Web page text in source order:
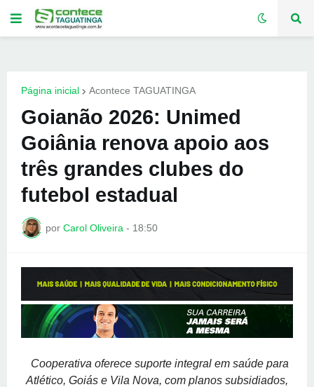
Página inicial Acontece TAGUATINGA
Goianão 2026: Unimed
Goiânia renova apoio aos
três grandes clubes do
futebol estadual
por Carol Oliveira - 18:50
Cooperativa oferece suporte integral em saúde para
Atlético, Goiás e Vila Nova, com planos subsidiados,